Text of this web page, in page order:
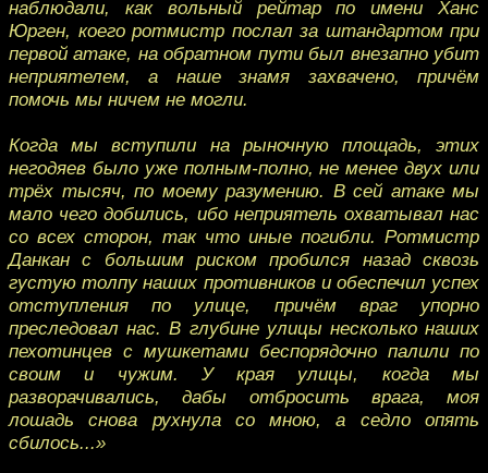
наблюдали, как вольный рейтар по имени Ханс
Юрген, коего ротмистр послал за штандартом при
первой атаке, на обратном пути был внезапно убит
неприятелем, а наше знамя захвачено, причём
помочь мы ничем не могли.
Когда мы вступили на рыночную площадь, этих
негодяев было уже полным-полно, не менее двух или
трёх тысяч, по моему разумению. В сей атаке мы
мало чего добились, ибо неприятель охватывал нас
со всех сторон, так что иные погибли. Ротмистр
Данкан с большим риском пробился назад сквозь
густую толпу наших противников и обеспечил успех
отступления по улице, причём враг упорно
преследовал нас. В глубине улицы несколько наших
пехотинцев с мушкетами беспорядочно палили по
своим и чужим. У края улицы, когда мы
разворачивались, дабы отбросить врага, моя
лошадь снова рухнула со мною, а седло опять
сбилось...»